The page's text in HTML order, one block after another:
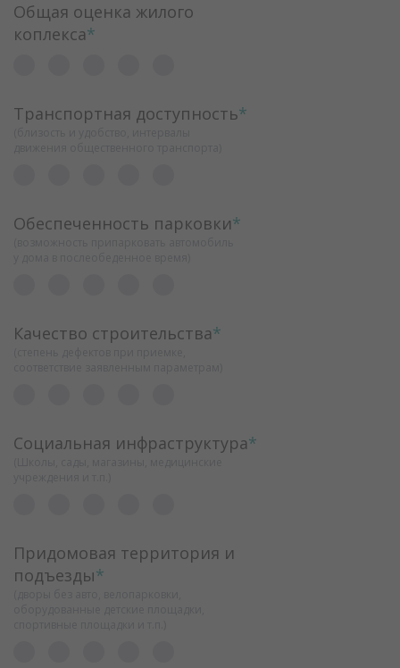
Общая оценка жилого
коплекса*
Транспортная доступность*
Обеспеченность парковки*
Качество строительства*
Социальная инфраструктура*
Придомовая территория и
подъезды*